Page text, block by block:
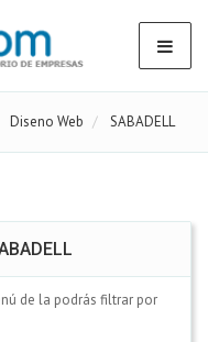
Diseno Web SABADELL
de la podrás filtrar por